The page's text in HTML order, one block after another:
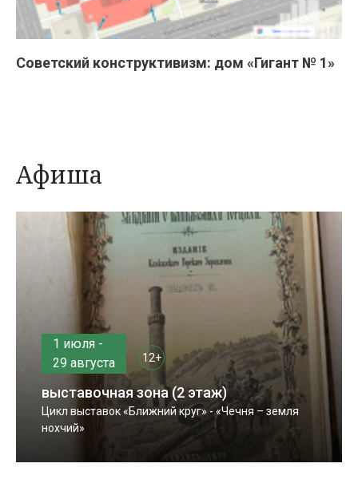
Советский конструктивизм: дом «Гигант № 1»
Афиша
1 июля -
29 августа
12+
выставочная зона (2 этаж)
Цикл выставок «Ближний круг» - «Чечня – земля
нохчий»